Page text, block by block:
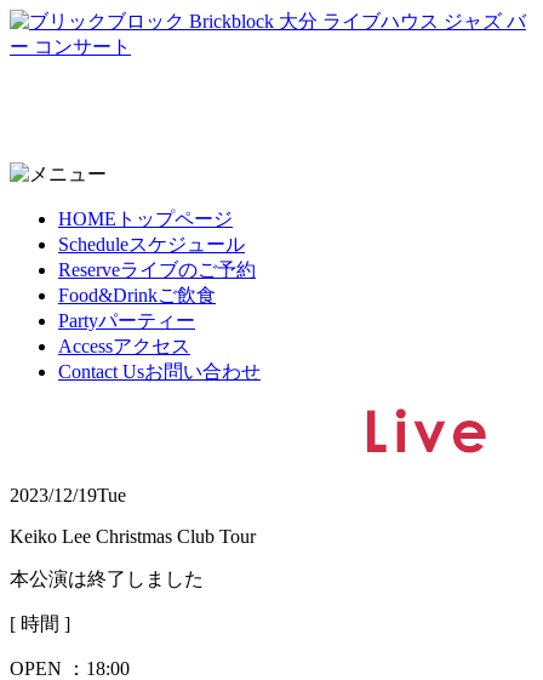
HOME トップページ
Scheduleスケジュール
Reserveライブのご予約
Food&Drinkご飲食
Partyパーティー
Accessアクセス
Contact Usお問い合わせ
2023/12/19Tue
Keiko Lee Christmas Club Tour
本公演は終了しました
[ 時間 ]
OPEN ： 18:00